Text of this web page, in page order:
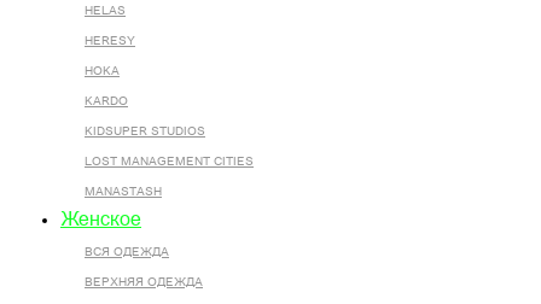
HELAS
HERESY
HOKA
KARDO
KIDSUPER STUDIOS
LOST MANAGEMENT CITIES
MANASTASH
Женское
ВСЯ ОДЕЖДА
ВЕРХНЯЯ ОДЕЖДА